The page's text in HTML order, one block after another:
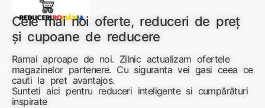
Cele mai noi oferte, reduceri de preț
și cupoane de reducere
Ramai aproape de noi. Zilnic actualizam ofertele
magazinelor partenere. Cu siguranta vei gasi ceea ce
cauti la pret avantajos.
Sunteti aici pentru reduceri inteligente si cumpărături
inspirate